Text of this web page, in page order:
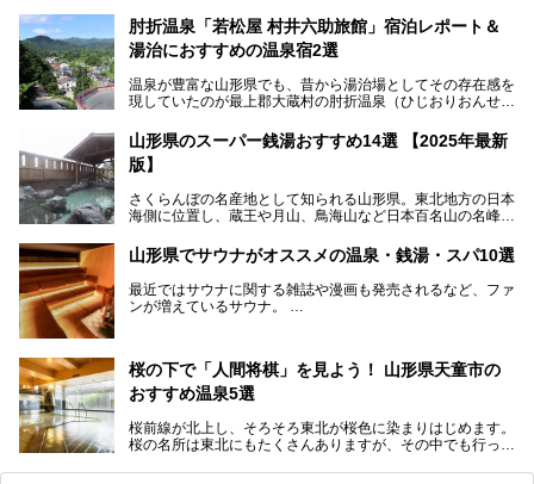
肘折温泉「若松屋 村井六助旅館」宿泊レポート＆
湯治におすすめの温泉宿2選
温泉が豊富な山形県でも、昔から湯治場としてその存在感を
現していたのが最上郡大蔵村の肘折温泉（ひじおりおんせ
今回はその肘折温泉の「若松屋 村井六助旅館」に宿泊した
体験レポートとおすすめの温泉宿を2軒ご紹介します。
鄙びた風情があり、源泉掛け流しの旅館も多い肘折温泉は、
す。
山形県のスーパー銭湯おすすめ14選 【2025年最新
版】
さくらんぼの名産地として知られる山形県。東北地方の日本
海側に位置し、蔵王や月山、鳥海山など日本百名山の名峰や
の細道」全行程の1/3にあたる期間を山形県で過ごしたとい
われることからも、山形の深い魅力がうかがえます。
山形県はまた、県内全域に多様な温泉があり、35ある市町
村のすべてで温泉が湧いているという温泉県。そんな山形県
でぜひチェックしたいスーパー銭湯をご紹介します。
山形県でサウナがオススメの温泉・銭湯・スパ10選
最近ではサウナに関する雑誌や漫画も発売されるなど、ファ
ンが増えているサウナ。
こだわりを持つ施設も増えています。
今回はそんな今話題のサウナが楽しめる、山形県内にあるオ
ススメ温泉・銭湯・スパを10件まとめてご紹介します。
桜の下で「人間将棋」を見よう！ 山形県天童市の
おすすめ温泉5選
桜前線が北上し、そろそろ東北が桜色に染まりはじめます。
桜の名所は東北にもたくさんありますが、その中でも行って